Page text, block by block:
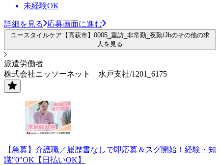
未経験OK
詳細を見る 応募画面に進む
ユースタイルケア【高萩市】0005_重訪_非常勤_夜勤/Jbのその他の求
人を見る
派遣労働者
株式会社ニッソーネット 水戸支社/1201_6175
【急募】介護職／履歴書なしで即応募＆スグ開始！経験・知
識"0"OK【日払いOK】